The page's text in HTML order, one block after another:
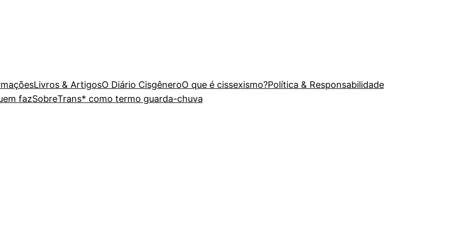
Livros & ArtigosO Diário CisgêneroO que é cissexismo?Política & Responsabilidade
fazSobreTrans* como termo guarda-chuva